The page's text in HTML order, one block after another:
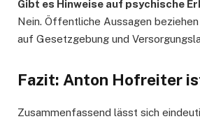
Gibt es Hinweise auf psychische
Nein. Öffentliche Aussagen
auf Gesetzgebung und
Fazit: Anton Hofreiter
Zusammenfassend lässt sich